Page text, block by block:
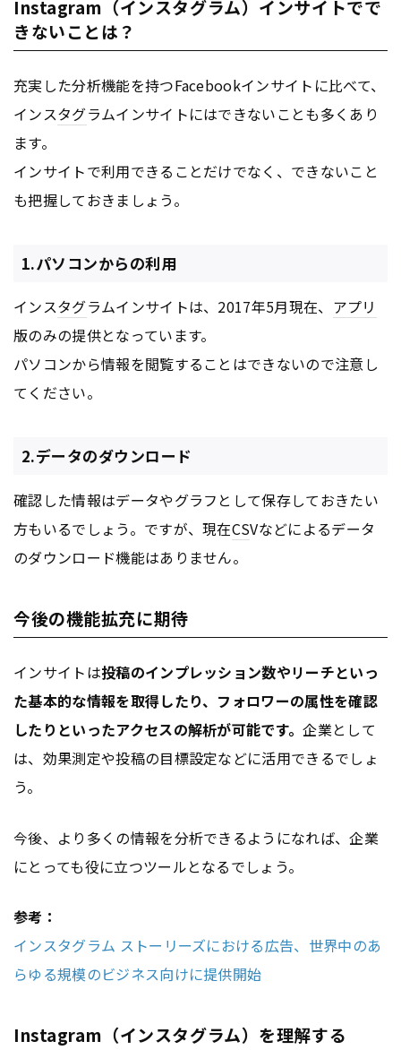
Instagram（インスタグラム）インサイトでで
きないことは？
充実した分析機能を持つFacebookインサイトに比べて、
インスタグラムインサイトにはできないことも多くあり
ます。
インサイトで利用できることだけでなく、できないこと
も把握しておきましょう。
1.パソコンからの利用
インスタグラムインサイトは、2017年5月現在、 アプリ
版のみの提供となっています。
パソコンから情報を閲覧することはできないので注意し
てください。
2.データのダウンロード
確認した情報はデータやグラフとして保存しておきたい
方もいるでしょう。ですが、現在CSVなどによるデータ
のダウンロード機能はありません。
今後の機能拡充に期待
インサイトは投稿のインプレッション数やリーチといっ
た基本的な情報を取得したり、フォロワーの属性を確認
したりといったアクセスの解析が可能です。企業として
は、効果測定や投稿の目標設定などに活用できるでしょ
う。
今後、より多くの情報を分析できるようになれば、企業
にとっても役に立つツールとなるでしょう。
参考：
インスタグラム ストーリーズにおける広告、世界中のあ
らゆる規模のビジネス向けに提供開始
Instagram（インスタグラム）を理解する